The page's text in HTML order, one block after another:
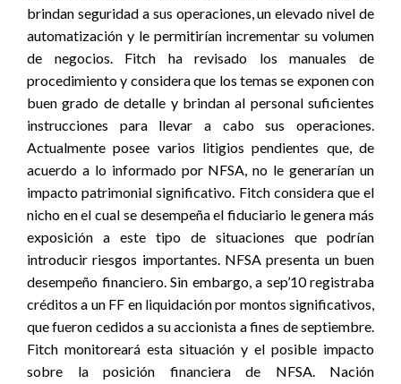
brindan seguridad a sus operaciones, un elevado nivel de
automatización y le permitirían incrementar su volumen
de negocios. Fitch ha revisado los manuales de
procedimiento y considera que los temas se exponen con
buen grado de detalle y brindan al personal suficientes
instrucciones para llevar a cabo sus operaciones.
Actualmente posee varios litigios pendientes que, de
acuerdo a lo informado por NFSA, no le generarían un
impacto patrimonial significativo. Fitch considera que el
nicho en el cual se desempeña el fiduciario le genera más
exposición a este tipo de situaciones que podrían
introducir riesgos importantes. NFSA presenta un buen
desempeño financiero. Sin embargo, a sep’10 registraba
créditos a un FF en liquidación por montos significativos,
que fueron cedidos a su accionista a fines de septiembre.
Fitch monitoreará esta situación y el posible impacto
sobre la posición financiera de NFSA. Nación